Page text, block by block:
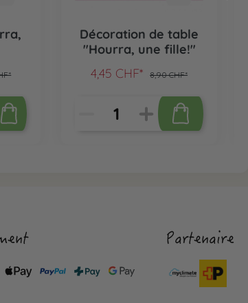
Décoration de table
"Hourra, une fille!"
4,45 CHF*
8,90 CHF*
Partenaire